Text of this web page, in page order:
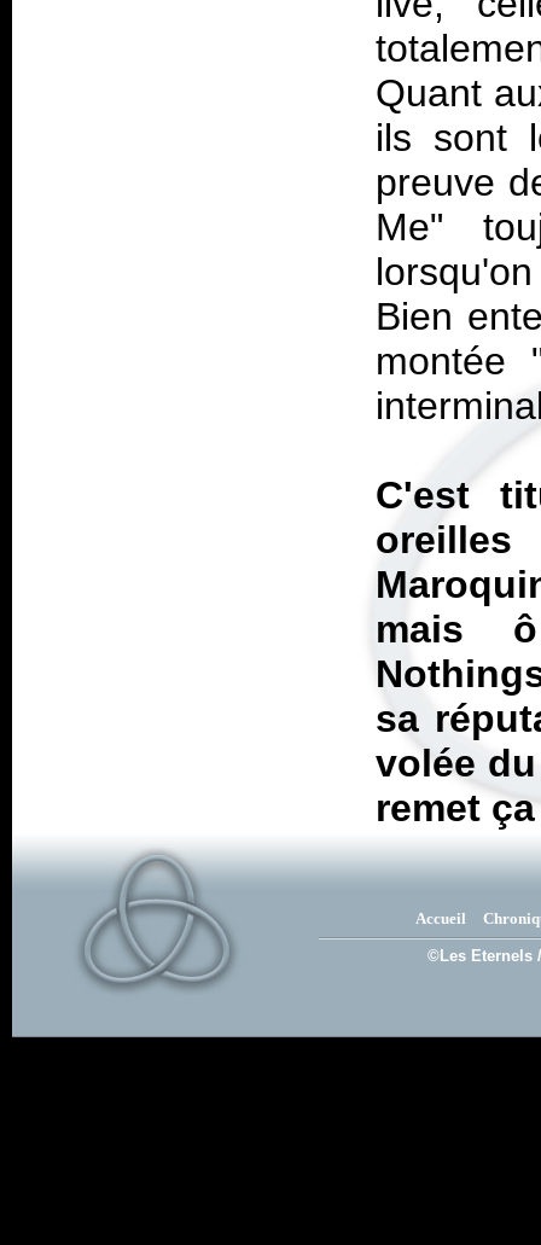
Quant
ils sont
preuve
Me"
Bien
montée
C'est
mais
sa
volée
remet
Accueil
©Les Eternels